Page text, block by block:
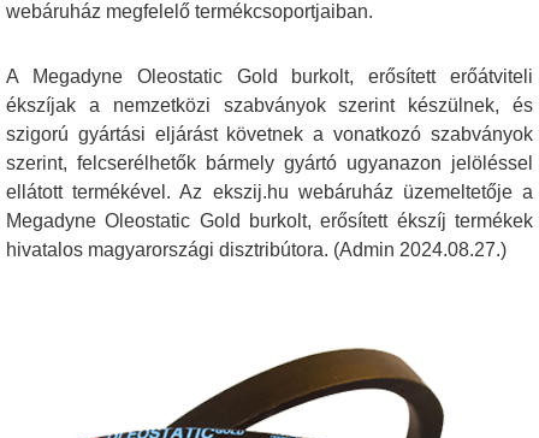
webáruház megfelelő termékcsoportjaiban.
A Megadyne Oleostatic Gold burkolt, erősített erőátviteli
ékszíjak a nemzetközi szabványok szerint készülnek, és
szigorú gyártási eljárást követnek a vonatkozó szabványok
szerint, felcserélhetők bármely gyártó ugyanazon jelöléssel
ellátott termékével. Az ekszij.hu webáruház üzemeltetője a
Megadyne Oleostatic Gold burkolt, erősített ékszíj termékek
hivatalos magyarországi disztribútora. (Admin 2024.08.27.)